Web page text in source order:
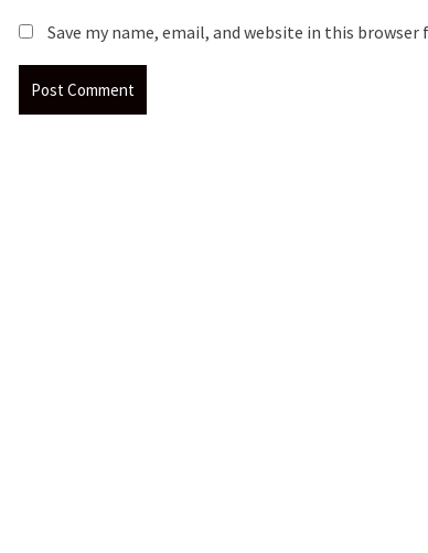
Save my name, email, and website in this